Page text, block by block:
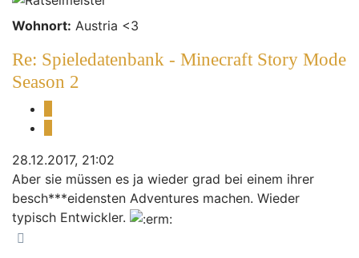
Wohnort: Austria <3
Re: Spieledatenbank - Minecraft Story Mode
Season 2
28.12.2017, 21:02
Aber sie müssen es ja wieder grad bei einem ihrer
besch***eidensten Adventures machen. Wieder
typisch Entwickler.